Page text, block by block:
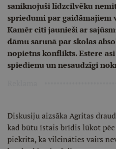
saniknojuši līdzcilvēku
spriedumi par gaidāmajiem
Kamēr citi jaunieši ar
dāmu sarunā par skolas
nopietns konflikts. Estere
spiedienu un nesaudzīgi
Diskusiju aizsāka Agritas
kad būtu īstais brīdis lūkot
piekrita, ka vilcināties vairs